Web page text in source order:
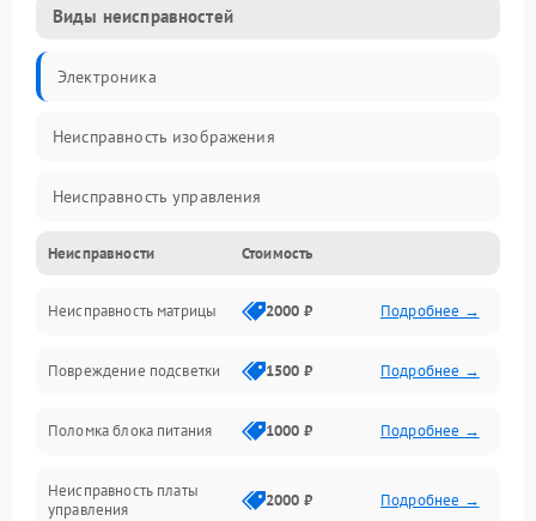
Виды неисправностей
Электроника
Неисправность изображения
Неисправность управления
Неисправность интерфейсов
Прочие неисправности
Неисправность звука
Механические повреждения
Неисправности Стоимость
Неисправность матрицы 2000 ₽ Подробнее →
Повреждение подсветки 1500 ₽ Подробнее →
Поломка блока питания 1000 ₽ Подробнее →
Неисправность платы
управления
2000 ₽ Подробнее →